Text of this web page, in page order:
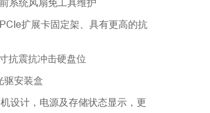
系统风扇免工具维护
扩展卡固定架、具有更高的抗
抗震抗冲击硬盘位
驱安装盒
设计，电源及存储状态显⽰，更